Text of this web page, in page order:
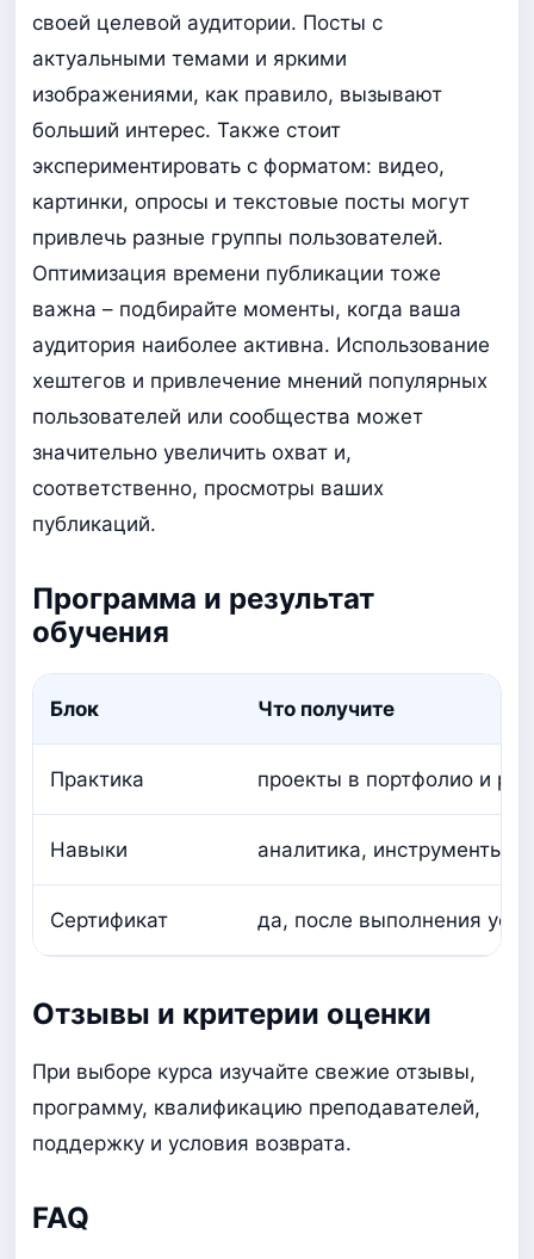
своей целевой аудитории. Посты с
актуальными темами и яркими
изображениями, как правило, вызывают
больший интерес. Также стоит
экспериментировать с форматом: видео,
картинки, опросы и текстовые посты могут
привлечь разные группы пользователей.
Оптимизация времени публикации тоже
важна – подбирайте моменты, когда ваша
аудитория наиболее активна. Использование
хештегов и привлечение мнений популярных
пользователей или сообщества может
значительно увеличить охват и,
соответственно, просмотры ваших
публикаций.
Программа и результат
обучения
Блок Что получите
Практика проекты в портфолио и
Навыки аналитика, инструменты,
Сертификат да, после выполнения
Отзывы и критерии оценки
При выборе курса изучайте свежие отзывы,
программу, квалификацию преподавателей,
поддержку и условия возврата.
FAQ